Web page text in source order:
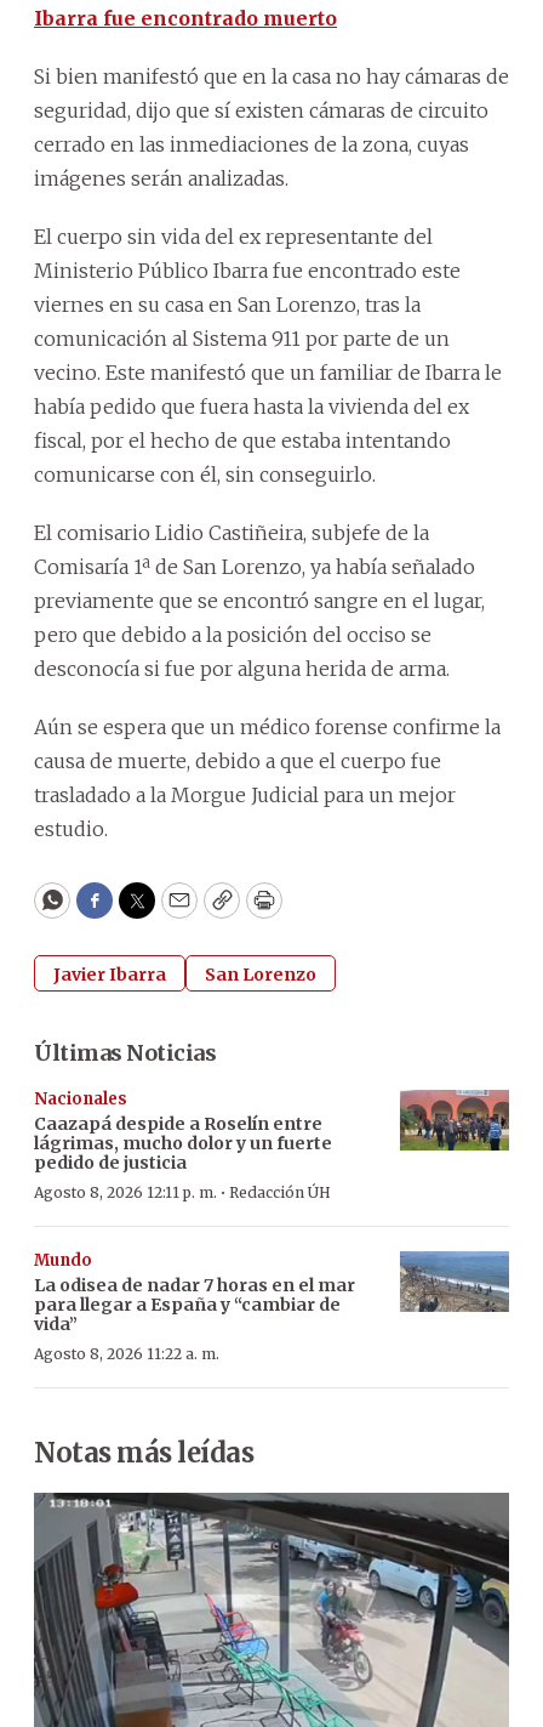
Ibarra fue encontrado muerto
Si bien manifestó que en la casa no hay cámaras de
seguridad, dijo que sí existen cámaras de circuito
cerrado en las inmediaciones de la zona, cuyas
imágenes serán analizadas.
El cuerpo sin vida del ex representante del
Ministerio Público Ibarra fue encontrado este
viernes en su casa en San Lorenzo, tras la
comunicación al Sistema 911 por parte de un
vecino. Este manifestó que un familiar de Ibarra le
había pedido que fuera hasta la vivienda del ex
fiscal, por el hecho de que estaba intentando
comunicarse con él, sin conseguirlo.
El comisario Lidio Castiñeira, subjefe de la
Comisaría 1ª de San Lorenzo, ya había señalado
previamente que se encontró sangre en el lugar,
pero que debido a la posición del occiso se
desconocía si fue por alguna herida de arma.
Aún se espera que un médico forense confirme la
causa de muerte, debido a que el cuerpo fue
trasladado a la Morgue Judicial para un mejor
estudio.
WhatsApp
Facebook
Twitter
EmailCopyPrint
Javier Ibarra San Lorenzo
Últimas Noticias
Nacionales
Caazapá despide a Roselín entre
lágrimas, mucho dolor y un fuerte
pedido de justicia
Agosto 8, 2026 12:11 p. m. · Redacción ÚH
Mundo
La odisea de nadar 7 horas en el mar
para llegar a España y “cambiar de
vida”
Agosto 8, 2026 11:22 a. m.
Notas más leídas